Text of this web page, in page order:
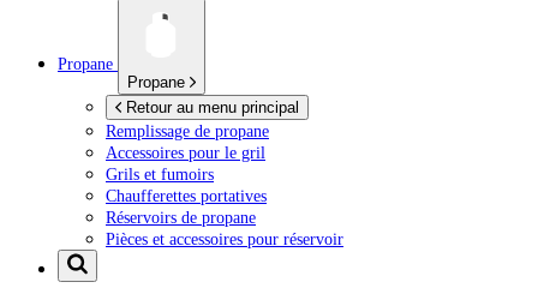
Propane
Propane
Retour au menu principal
Remplissage de propane
Accessoires pour le gril
Grils et fumoirs
Chaufferettes portatives
Réservoirs de propane
Pièces et accessoires pour réservoir